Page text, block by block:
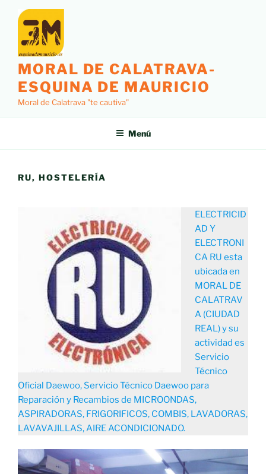
contenido
MORAL DE CALATRAVA-
ESQUINA DE MAURICIO
Moral de Calatrava "te cautiva"
Menú
RU, HOSTELERÍA
ELECTRICID
AD Y
ELECTRONI
CA RU esta
ubicada en
MORAL DE
CALATRAV
A (CIUDAD
REAL) y su
actividad es
Servicio
Técnico
Oficial Daewoo, Servicio Técnico Daewoo para
Reparación y Recambios de MICROONDAS,
ASPIRADORAS, FRIGORIFICOS, COMBIS, LAVADORAS,
LAVAVAJILLAS, AIRE ACONDICIONADO.